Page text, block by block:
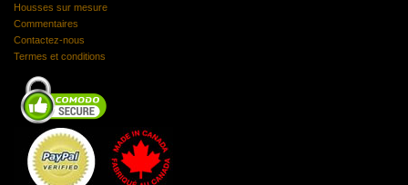
Housses sur mesure
Commentaires
Contactez-nous
Termes et conditions